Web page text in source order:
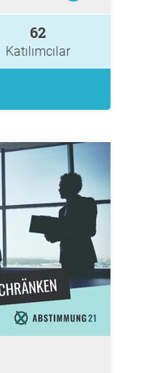
62
Katılımcılar